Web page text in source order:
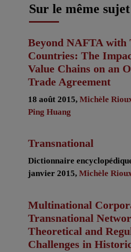
Sur le même sujet
Beyond NAFTA with
Countries: The
Value Chains on an
Trade Agreement
18 août 2015, Michèle
Ping Huang
Transnational
Dictionnaire
janvier 2015, Michèle
Multinational
Transnational
Theoretical and
Challenges in